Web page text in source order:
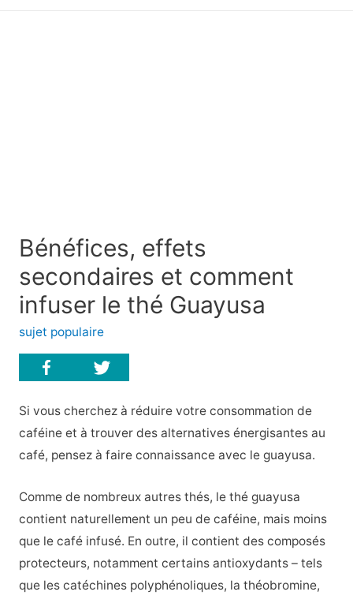
Bénéfices, effets
secondaires et comment
infuser le thé Guayusa
sujet populaire
Si vous cherchez à réduire votre consommation de
caféine et à trouver des alternatives énergisantes au
café, pensez à faire connaissance avec le guayusa.
Comme de nombreux autres thés, le thé guayusa
contient naturellement un peu de caféine, mais moins
que le café infusé. En outre, il contient des composés
protecteurs, notamment certains antioxydants – tels
que les catéchines polyphénoliques, la théobromine,